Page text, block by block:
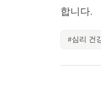
합니다.
#심리 건